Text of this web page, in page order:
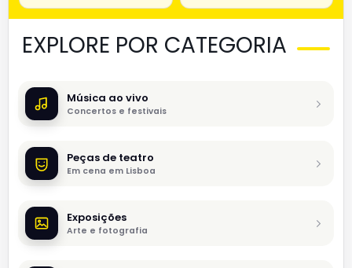
EXPLORE POR CATEGORIA
Música ao vivo
Concertos e festivais
Peças de teatro
Em cena em Lisboa
Exposições
Arte e fotografia